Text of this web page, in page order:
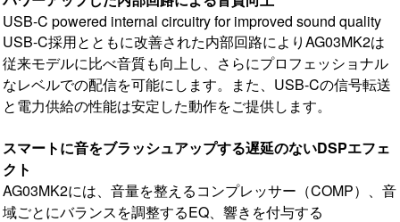
USB-C powered internal circuitry for improved sound quality
USB-C採用とともに改善された内部回路によりAG03MK2は
従来モデルに比べ音質も向上し、さらにプロフェッショナル
なレベルでの配信を可能にします。また、USB-Cの信号転送
と電力供給の性能は安定した動作をご提供します。
スマートに音をブラッシュアップする遅延のないDSPエフェ
クト
AG03MK2には、音量を整えるコンプレッサー（COMP）、音
域ごとにバランスを調整するEQ、響きを付与する